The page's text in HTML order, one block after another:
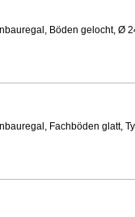
Böden gelocht, Ø
Fachböden glatt,